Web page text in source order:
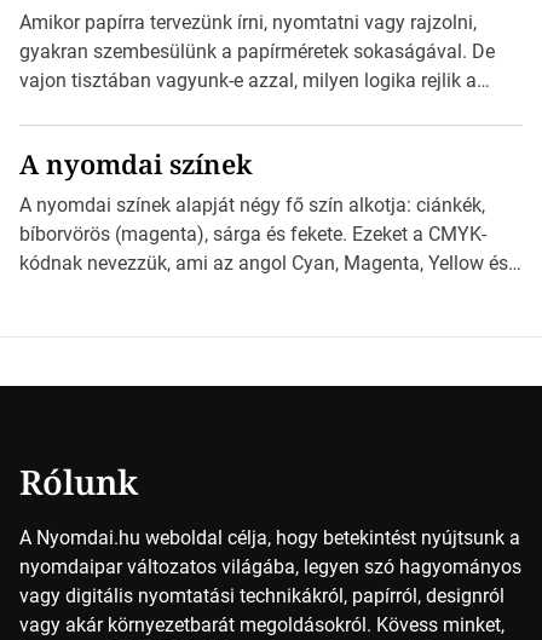
konzultáljunk a nyomdával, mielőtt elkezdjük a nyomdai
előkészítést!Nehogy az elkészült munka után derüljön ki,
hogy valamit másképp kellett volna csinálni! […]
Amikor papírra tervezünk írni, nyomtatni vagy rajzolni,
gyakran szembesülünk a papírméretek sokaságával. De
vajon tisztában vagyunk-e azzal, milyen logika rejlik a
a cikkben a papírméretek izgalmas világába kalauzolunk el
téged, hogy jobban megértsd, milyen szempontok alapján
érdemes választanod a jövőben. Bevezetés a
papírméretek világába A papírméretek […]
A nyomdai színek
A nyomdai színek alapját négy fő szín alkotja: ciánkék,
bíborvörös (magenta), sárga és fekete. Ezeket a CMYK-
kódnak nevezzük, ami az angol Cyan, Magenta, Yellow és
Rólunk
A Nyomdai.hu weboldal célja, hogy betekintést nyújtsunk a
nyomdaipar változatos világába, legyen szó hagyományos
vagy digitális nyomtatási technikákról, papírról, designról
vagy akár környezetbarát megoldásokról. Kövess minket,